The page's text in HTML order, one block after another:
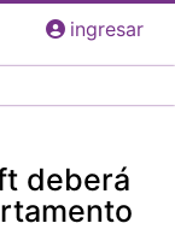
ingresar
deberá